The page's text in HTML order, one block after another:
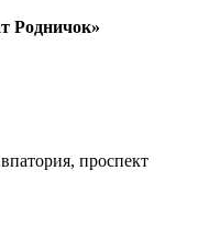
Родничок»
проспект